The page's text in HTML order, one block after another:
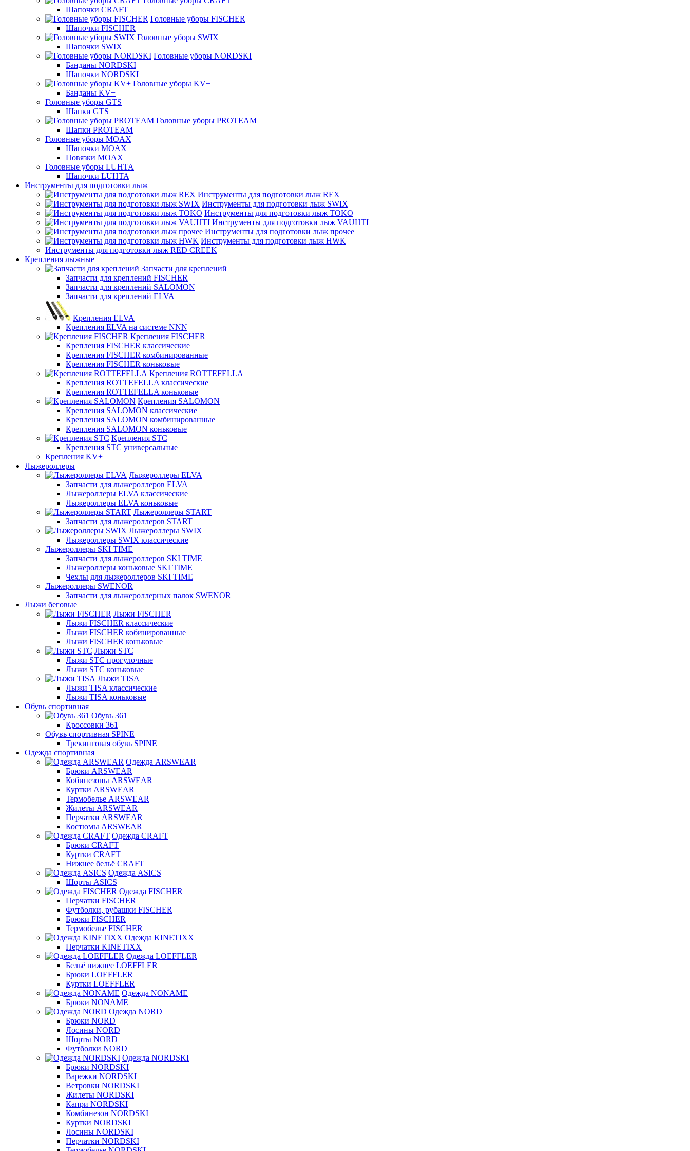
Шапочки CRAFT
Головные уборы FISCHER
Шапочки FISCHER
Головные уборы SWIX
Шапочки SWIX
Головные уборы NORDSKI
Банданы NORDSKI
Шапочки NORDSKI
Головные уборы KV+
Банданы KV+
Головные уборы GTS
Шапки GTS
Головные уборы PROTEAM
Шапки PROTEAM
Головные уборы MOAX
Шапочки MOAX
Повязки MOAX
Головные уборы LUHTA
Шапочки LUHTA
Инструменты для подготовки лыж
Инструменты для подготовки лыж REX
Инструменты для подготовки лыж SWIX
Инструменты для подготовки лыж TOKO
Инструменты для подготовки лыж VAUHTI
Инструменты для подготовки лыж прочее
Инструменты для подготовки лыж HWK
Инструменты для подготовки лыж RED CREEK
Крепления лыжные
Запчасти для креплений
Запчасти для креплений FISCHER
Запчасти для креплений SALOMON
Запчасти для креплений ELVA
Крепления ELVA
Крепления ELVA на системе NNN
Крепления FISCHER
Крепления FISCHER классические
Крепления FISCHER комбинированные
Крепления FISCHER коньковые
Крепления ROTTEFELLA
Крепления ROTTEFELLA классические
Крепления ROTTEFELLA коньковые
Крепления SALOMON
Крепления SALOMON классические
Крепления SALOMON комбинированные
Крепления SALOMON коньковые
Крепления STC
Крепления STC универсальные
Крепления KV+
Лыжероллеры
Лыжероллеры ELVA
Запчасти для лыжероллеров ELVA
Лыжероллеры ELVA классические
Лыжероллеры ELVA коньковые
Лыжероллеры START
Запчасти для лыжероллеров START
Лыжероллеры SWIX
Лыжероллеры SWIX классические
Лыжероллеры SKI TIME
Запчасти для лыжероллеров SKI TIME
Лыжероллеры коньковые SKI TIME
Чехлы для лыжероллеров SKI TIME
Лыжероллеры SWENOR
Запчасти для лыжероллерных палок SWENOR
Лыжи беговые
Лыжи FISCHER
Лыжи FISCHER классические
Лыжи FISCHER кобинированные
Лыжи FISCHER коньковые
Лыжи STC
Лыжи STC прогулочные
Лыжи STC коньковые
Лыжи TISA
Лыжи TISA классические
Лыжи TISA коньковые
Обувь спортивная
Обувь 361
Кроссовки 361
Обувь спортивная SPINE
Трекинговая обувь SPINE
Одежда спортивная
Одежда ARSWEAR
Брюки ARSWEAR
Кобинезоны ARSWEAR
Куртки ARSWEAR
Термобелье ARSWEAR
Жилеты ARSWEAR
Перчатки ARSWEAR
Костюмы ARSWEAR
Одежда CRAFT
Брюки CRAFT
Куртки CRAFT
Нижнее бельё CRAFT
Одежда ASICS
Шорты ASICS
Одежда FISCHER
Перчатки FISCHER
Футболки, рубашки FISCHER
Брюки FISCHER
Термобелье FISCHER
Одежда KINETIXX
Перчатки KINETIXX
Одежда LOEFFLER
Бельё нижнее LOEFFLER
Брюки LOEFFLER
Куртки LOEFFLER
Одежда NONAME
Брюки NONAME
Одежда NORD
Брюки NORD
Лосины NORD
Шорты NORD
Футболки NORD
Одежда NORDSKI
Брюки NORDSKI
Варежки NORDSKI
Ветровки NORDSKI
Жилеты NORDSKI
Капри NORDSKI
Комбинезон NORDSKI
Куртки NORDSKI
Лосины NORDSKI
Перчатки NORDSKI